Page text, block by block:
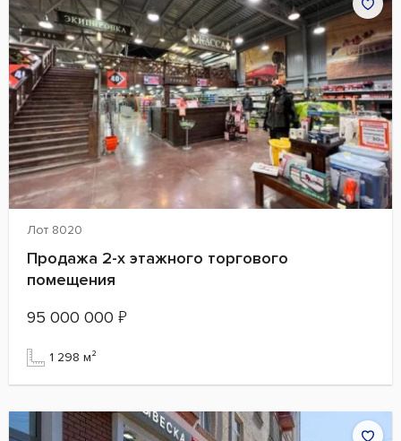
Лот 8020
Продажа 2-х этажного торгового
помещения
95 000 000 ₽
1 298 м²